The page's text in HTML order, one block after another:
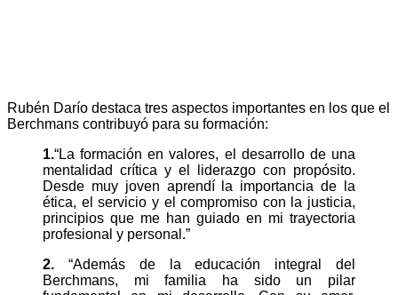
Rubén Darío destaca tres aspectos importantes en los que el
Berchmans contribuyó para su formación:
1.“La formación en valores, el desarrollo de una
mentalidad crítica y el liderazgo con propósito.
Desde muy joven aprendí la importancia de la
ética, el servicio y el compromiso con la justicia,
principios que me han guiado en mi trayectoria
profesional y personal.”
2. “Además de la educación integral del
Berchmans, mi familia ha sido un pilar